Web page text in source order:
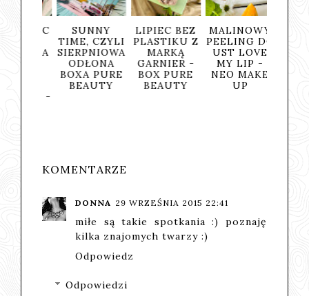
SUNNY
TIME, CZYLI
SIERPNIOWA
ODŁONA
BOXA PURE
BEAUTY
LIPIEC BEZ
PLASTIKU Z
MARKĄ
GARNIER -
BOX PURE
BEAUTY
MALINOWY
PEELING DO
UST LOVE
MY LIP -
NEO MAKE
UP
KOMENTARZE
DONNA 29 WRZEŚNIA 2015 22:41
miłe są takie spotkania :) poznaję
kilka znajomych twarzy :)
Odpowiedz
Odpowiedzi